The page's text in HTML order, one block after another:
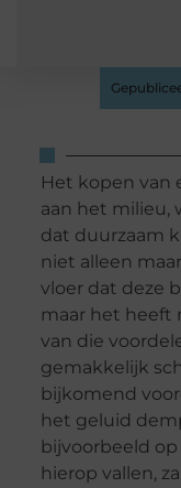
Het kopen van
aan het milieu,
dat duurzaam
niet alleen
vloer dat deze
maar het heeft
van die
gemakkelijk
bijkomend
het geluid
bijvoorbeeld
hierop vallen,